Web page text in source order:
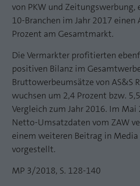
von PKW und Zeitungswerbung,
10-Branchen im Jahr 2017 einen
Prozent am Gesamtmarkt.
Die Vermarkter profitierten
positiven Bilanz im
Bruttowerbeumsätze von AS&S
wuchsen um 2,4 Prozent bzw.
Vergleich zum Jahr 2016. Im
Netto-Umsatzdaten vom ZAW
einem weiteren Beitrag in Media
vorgestellt.
MP 3/2018, S. 128-140